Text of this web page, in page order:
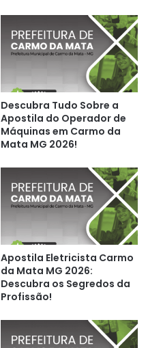
Descubra Tudo Sobre a
Apostila do Operador de
Máquinas em Carmo da
Mata MG 2026!
Apostila Eletricista Carmo
da Mata MG 2026:
Descubra os Segredos da
Profissão!